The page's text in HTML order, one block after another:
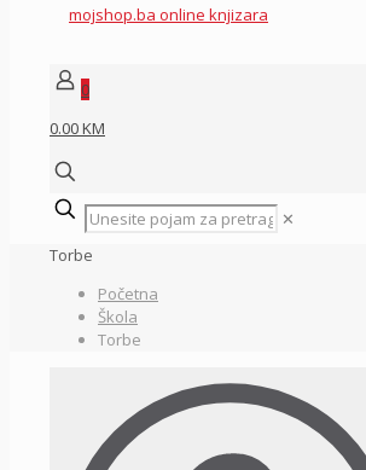
0
0.00 KM
✕
Torbe
Početna
Škola
Torbe